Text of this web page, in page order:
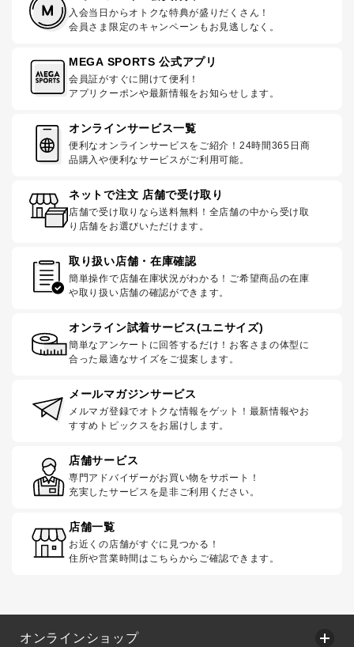
入会当日からオトクな特典が盛りだくさん！
会員さま限定のキャンペーンもお見逃しなく。
MEGA SPORTS 公式アプリ
会員証がすぐに開けて便利！
アプリクーポンや最新情報をお知らせします。
オンラインサービス一覧
便利なオンラインサービスをご紹介！24時間365日商
品購入や便利なサービスがご利用可能。
ネットで注文 店舗で受け取り
店舗で受け取りなら送料無料！全店舗の中から受け取
り店舗をお選びいただけます。
取り扱い店舗・在庫確認
簡単操作で店舗在庫状況がわかる！ご希望商品の在庫
や取り扱い店舗の確認ができます。
オンライン試着サービス(ユニサイズ)
簡単なアンケートに回答するだけ！お客さまの体型に
合った最適なサイズをご提案します。
メールマガジンサービス
メルマガ登録でオトクな情報をゲット！最新情報やお
すすめトピックスをお届けします。
店舗サービス
専門アドバイザーがお買い物をサポート！
充実したサービスを是非ご利用ください。
店舗一覧
お近くの店舗がすぐに見つかる！
住所や営業時間はこちらからご確認できます。
オンラインショップ